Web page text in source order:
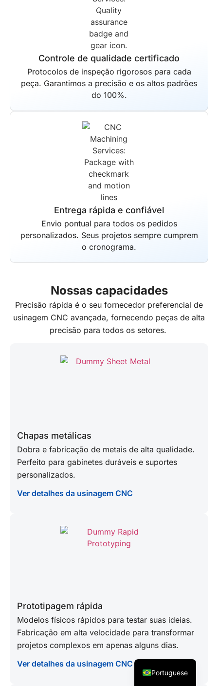
Controle de qualidade certificado
Protocolos de inspeção rigorosos para cada
peça. Garantimos a precisão e os altos padrões
do 100%.
Entrega rápida e confiável
Envio pontual para todos os pedidos
personalizados. Seus projetos sempre cumprem
o cronograma.
Chapas metálicas
Dobra e fabricação de metais de alta qualidade.
Perfeito para gabinetes duráveis e suportes
personalizados.
Ver detalhes da usinagem CNC
Prototipagem rápida
Modelos físicos rápidos para testar suas ideias.
Fabricação em alta velocidade para transformar
projetos complexos em apenas alguns dias.
Ver detalhes da usinagem CNC
Nossas capacidades
Precisão rápida é o seu fornecedor preferencial de
usinagem CNC avançada, fornecendo peças de alta
precisão para todos os setores.
Portuguese
French
German